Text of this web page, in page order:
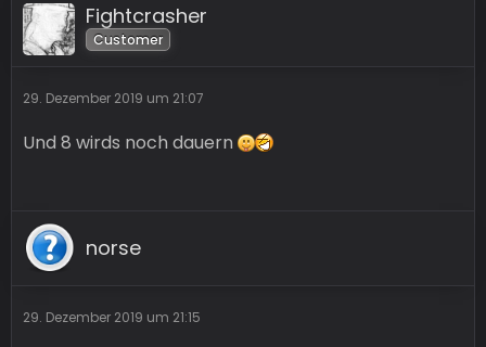
Fightcrasher
Customer
29. Dezember 2019 um 21:07
Und 8 wirds noch dauern
norse
29. Dezember 2019 um 21:15